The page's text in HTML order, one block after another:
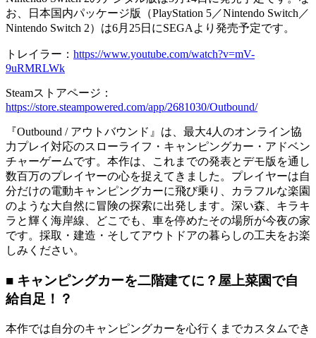
お、日本国内パッケージ版（PlayStation 5／Nintendo Switch／
Nintendo Switch 2）は6月25日にSEGAより発売予定です。
トレイラー： https://www.youtube.com/watch?v=mV-
9uRMRLWk
Steamストアページ：
https://store.steampowered.com/app/2681030/Outbound/
『Outbound / アウトバウンド』は、最大4人のオンライン協
力プレイ対応のスローライフ・キャンピングカー・アドベン
チャーゲームです。本作は、これまでの発表とデモ版を通し
数百万のプレイヤーの心を捉えてきました。プレイヤーは自
分だけの電動キャンピングカーに飛び乗り、カラフルな楽園
のような大自然に冒険の探索に出発します。深い森、キラキ
ラと輝く海岸線、どこでも、車を停めたその場所が今夜の家
です。採取・建造・そしてアウトドアの暮らしの工夫をお楽
しみください。
■ キャンピングカーを二階建てに？屋上菜園で自
給自足！？
本作では自分のキャンピングカーを心行くまでカスタムでき